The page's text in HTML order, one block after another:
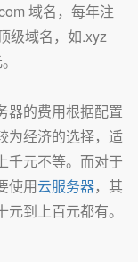
域名，每年注
级域名，如.xyz
器的费用根据配置
为经济的选择，适
千元不等。而对于
使用云服务器，其
到上百元都有。